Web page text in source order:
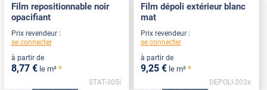
Film repositionnable noir
opacifiant
Prix revendeur :
se connecter
à partir de
8,77 € le m² *
STAT-305i
Film dépoli extérieur blanc
mat
Prix revendeur :
se connecter
à partir de
9,25 € le m² *
DEPOLI-203x